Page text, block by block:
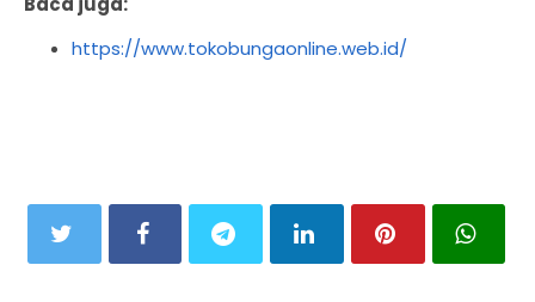
https://www.tokobungaonline.web.id/